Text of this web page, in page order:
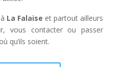
La Falaise et partout ailleurs
vous contacter ou passer
qu’ils soient.